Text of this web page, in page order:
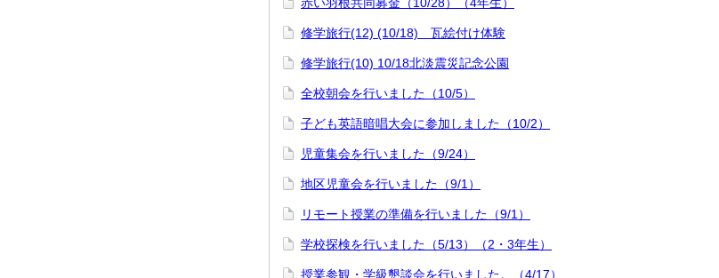
修学旅行(12) (10/18) 瓦絵付け体験
修学旅行(10) 10/18北淡震災記念公園
全校朝会を行いました（10/5）
子ども英語暗唱大会に参加しました（10/2）
児童集会を行いました（9/24）
地区児童会を行いました（9/1）
リモート授業の準備を行いました（9/1）
学校探検を行いました（5/13）（2・3年生）
授業参観・学級懇談会を行いました。（4/17）